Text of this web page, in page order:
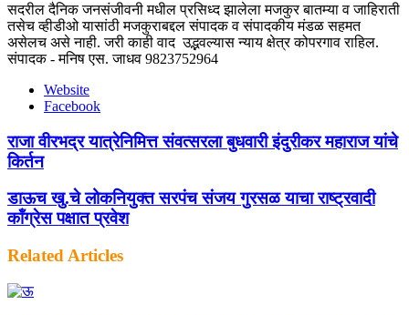
सदरील दैनिक जनसंजीवनी मधील प्रसिध्द झालेला मजकुर बातम्या व जाहिराती
तसेच व्हीडीओ यासांठी मजकुराबद्दल संपादक व संपादकीय मंडळ सहमत
असेलच असे नाही. जरी काही वाद उद्भवल्यास न्याय क्षेत्र कोपरगाव राहिल.
संपादक - मनिष एस. जाधव 9823752964
Website
Facebook
राजा वीरभद्र यात्रेनिमित्त संवत्सरला बुधवारी इंदुरीकर महाराज यांचे
किर्तन
डाऊच खु.चे लोकनियुक्त सरपंच संजय गुरसळ याचा राष्ट्रवादी
कॉंग्रेस पक्षात प्रवेश
Related Articles